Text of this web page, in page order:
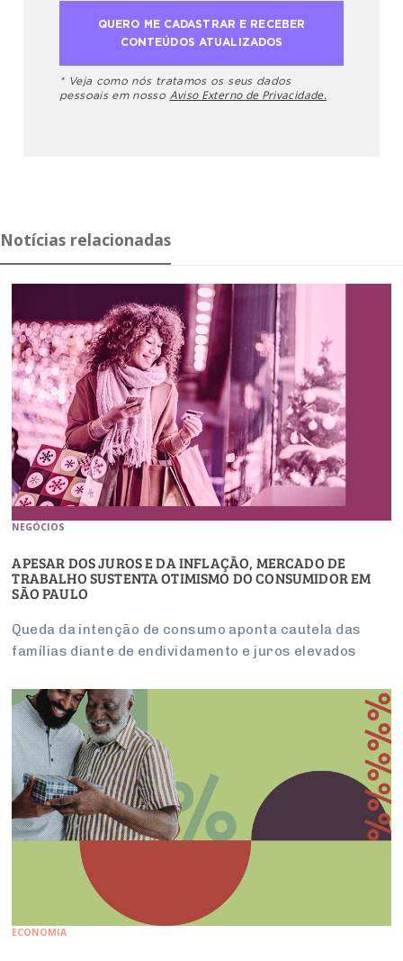
* Veja como nós tratamos os seus dados
pessoais em nosso Aviso Externo de Privacidade.
Notícias relacionadas
NEGÓCIOS
APESAR DOS JUROS E DA INFLAÇÃO, MERCADO DE
TRABALHO SUSTENTA OTIMISMO DO CONSUMIDOR EM
SÃO PAULO
Queda da intenção de consumo aponta cautela das
famílias diante de endividamento e juros elevados
ECONOMIA